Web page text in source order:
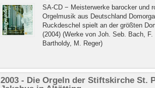
SA-CD − Meisterwerke barocker und
Orgelmusik aus Deutschland
Ruckdeschel spielt an der größten
(2004) (Werke von Joh. Seb. Bach, F.
Bartholdy, M. Reger)
2003 - Die Orgeln der Stiftskirche St.